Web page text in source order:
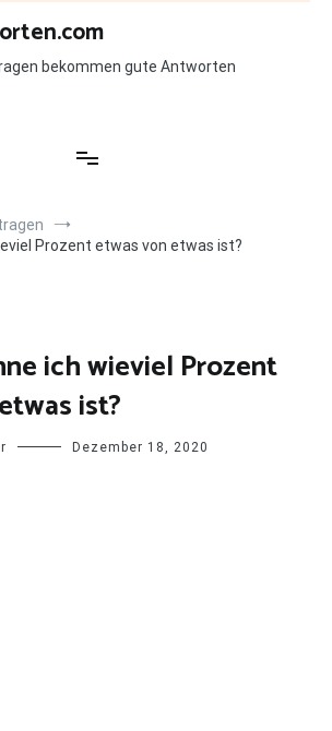
bekommen gute Antworten
Prozent etwas von etwas ist?
ich wieviel Prozent
ist?
Dezember 18, 2020